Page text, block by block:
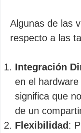
Algunas de las
respecto a las
Integración
en el
significa que
de un
Flexibilidad :